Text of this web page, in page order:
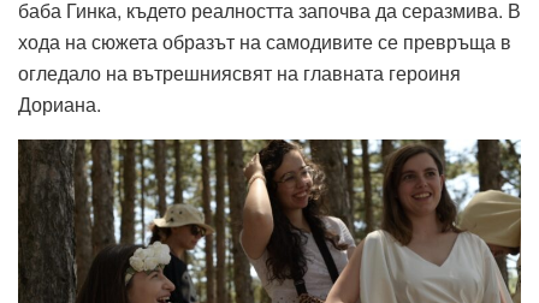
баба Гинка, където реалносттазапочвадасеразмива. В
хода насюжетаобразът насамодивитесе превръща в
огледало на вътрешниясвят на главната героиня
Дориана.